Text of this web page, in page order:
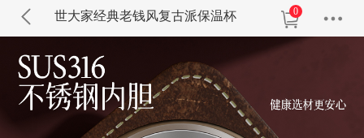
世大家经典老钱风复古派保温杯 0